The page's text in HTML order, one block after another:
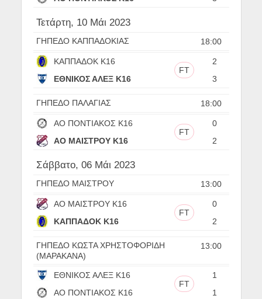
Τετάρτη, 10 Μάι 2023
18:00
ΓΗΠΕΔΟ ΚΑΠΠΑΔΟΚΙΑΣ
ΚΑΠΠΑΔΟΚ Κ16
2
FT
ΕΘΝΙΚΟΣ ΑΛΕΞ Κ16
3
18:00
ΓΗΠΕΔΟ ΠΑΛΑΓΙΑΣ
ΑΟ ΠΟΝΤΙΑΚΟΣ Κ16
0
FT
ΑΟ ΜΑΙΣΤΡΟΥ Κ16
2
Σάββατο, 06 Μάι 2023
13:00
ΓΗΠΕΔΟ ΜΑΙΣΤΡΟΥ
ΑΟ ΜΑΙΣΤΡΟΥ Κ16
0
FT
ΚΑΠΠΑΔΟΚ Κ16
2
13:00
ΓΗΠΕΔΟ ΚΩΣΤΑ ΧΡΗΣΤΟΦΟΡΙΔΗ
(ΜΑΡΑΚΑΝΑ)
ΕΘΝΙΚΟΣ ΑΛΕΞ Κ16
1
FT
ΑΟ ΠΟΝΤΙΑΚΟΣ Κ16
1